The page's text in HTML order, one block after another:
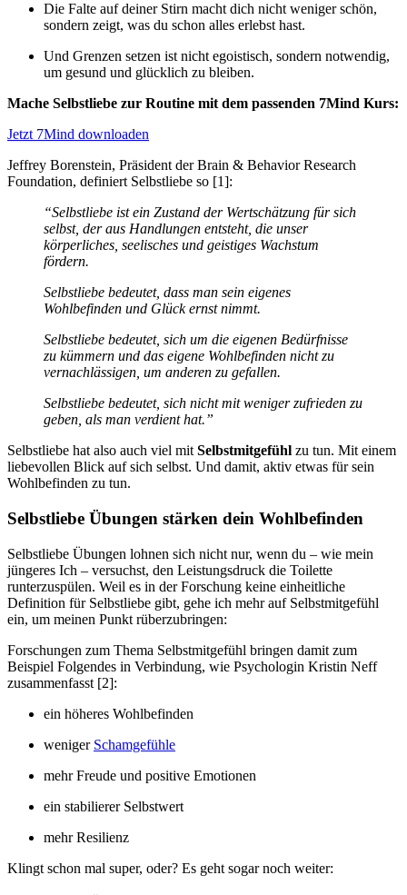
Die Falte auf deiner Stirn macht dich nicht weniger schön,
sondern zeigt, was du schon alles erlebst hast.
Und Grenzen setzen ist nicht egoistisch, sondern notwendig,
um gesund und glücklich zu bleiben.
Mache Selbstliebe zur Routine mit dem passenden 7Mind Kurs:
Jetzt 7Mind downloaden
Jeffrey Borenstein, Präsident der Brain & Behavior Research
Foundation, definiert Selbstliebe so [1]:
“Selbstliebe ist ein Zustand der Wertschätzung für sich
selbst, der aus Handlungen entsteht, die unser
körperliches, seelisches und geistiges Wachstum
fördern.
Selbstliebe bedeutet, dass man sein eigenes
Wohlbefinden und Glück ernst nimmt.
Selbstliebe bedeutet, sich um die eigenen Bedürfnisse
zu kümmern und das eigene Wohlbefinden nicht zu
vernachlässigen, um anderen zu gefallen.
Selbstliebe bedeutet, sich nicht mit weniger zufrieden zu
geben, als man verdient hat.”
Selbstliebe hat also auch viel mit Selbstmitgefühl zu tun. Mit einem
liebevollen Blick auf sich selbst. Und damit, aktiv etwas für sein
Wohlbefinden zu tun.
Selbstliebe Übungen stärken dein Wohlbefinden
Selbstliebe Übungen lohnen sich nicht nur, wenn du – wie mein
jüngeres Ich – versuchst, den Leistungsdruck die Toilette
runterzuspülen. Weil es in der Forschung keine einheitliche
Definition für Selbstliebe gibt, gehe ich mehr auf Selbstmitgefühl
ein, um meinen Punkt rüberzubringen:
Forschungen zum Thema Selbstmitgefühl bringen damit zum
Beispiel Folgendes in Verbindung, wie Psychologin Kristin Neff
zusammenfasst [2]:
ein höheres Wohlbefinden
weniger Schamgefühle
mehr Freude und positive Emotionen
ein stabilierer Selbstwert
mehr Resilienz
Klingt schon mal super, oder? Es geht sogar noch weiter: